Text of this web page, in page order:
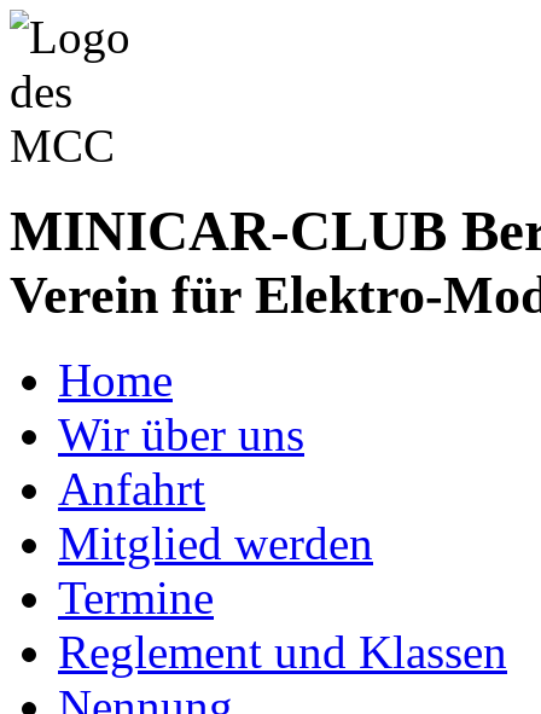
MINICAR-CLUB
Verein für Elektro-
Home
Wir über uns
Anfahrt
Mitglied werden
Termine
Reglement und Klassen